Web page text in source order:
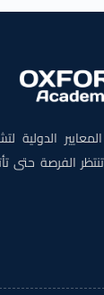
الدولية
الفرصة حتى